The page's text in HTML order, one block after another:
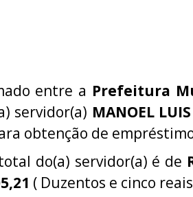
entre a Prefeitura
servidor(a) MANOEL
obtenção de
do(a) servidor(a) é de
( Duzentos e cinco